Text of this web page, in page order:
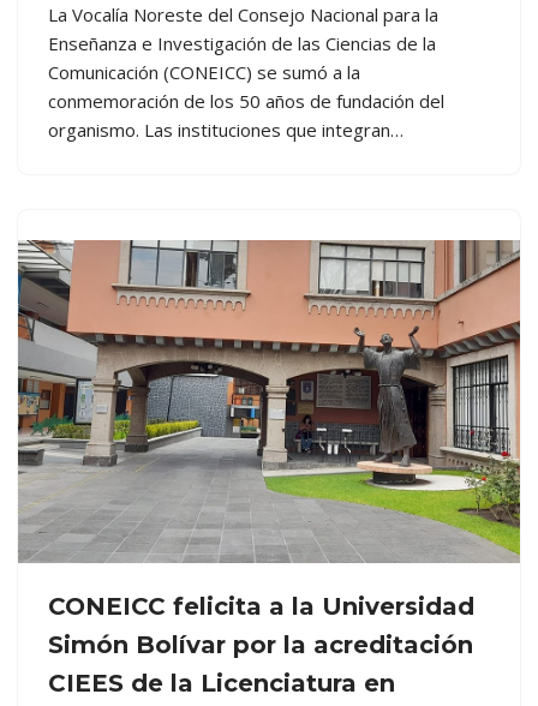
La Vocalía Noreste del Consejo Nacional para la
Enseñanza e Investigación de las Ciencias de la
Comunicación (CONEICC) se sumó a la
conmemoración de los 50 años de fundación del
organismo. Las instituciones que integran…
CONEICC felicita a la Universidad
Simón Bolívar por la acreditación
CIEES de la Licenciatura en